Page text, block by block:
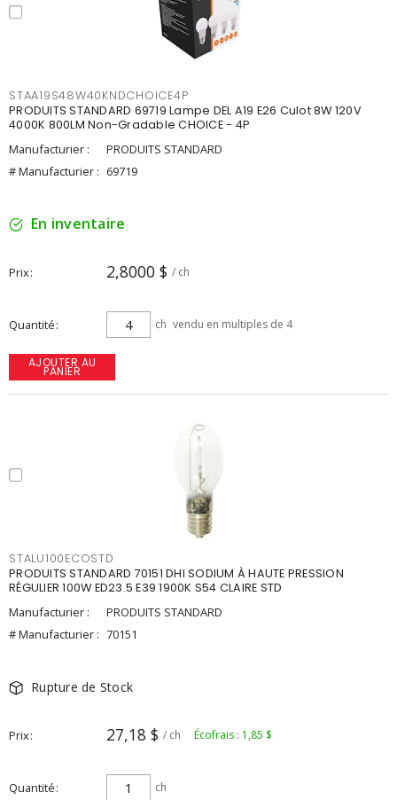
STAA19S48W40KNDCHOICE4P
PRODUITS STANDARD 69719 Lampe DEL A19 E26 Culot 8W 120V
4000K 800LM Non-Gradable CHOICE - 4P
Manufacturier :
PRODUITS STANDARD
# Manufacturier : 69719
En inventaire
Prix 2,8000 $ / ch
Quantité ch vendu en multiples de 4
AJOUTER AU
PANIER
STALU100ECOSTD
PRODUITS STANDARD 70151 DHI SODIUM À HAUTE PRESSION
RÉGULIER 100W ED23.5 E39 1900K S54 CLAIRE STD
Manufacturier :
PRODUITS STANDARD
# Manufacturier : 70151
Rupture de Stock
Prix 27,18 $ / ch Écofrais : 1,85 $
Quantité ch